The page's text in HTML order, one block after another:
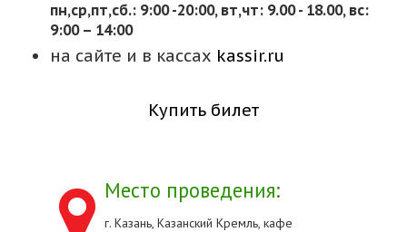
пн,cр,пт,сб.: 9:00 -20:00, вт,чт: 9.00 - 18.00, вс:
9:00 – 14:00
на сайте и в кассах kassir.ru
Купить билет
Место проведения:
г. Казань, Казанский Кремль, кафе